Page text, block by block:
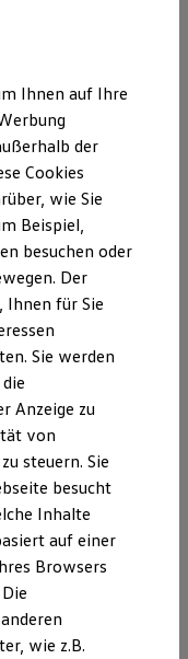
Buzz
Caravelle
Modelle
Produkte
Ihnen auf Ihre
der
Cookies
wie Sie
Beispiel,
besuchen oder
Der
Ihnen für Sie
Sie werden
Anzeige zu
von
steuern. Sie
besucht
Inhalte
auf einer
Browsers
wie z.B.